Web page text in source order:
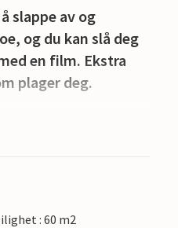
slappe av og
og du kan slå deg
en film. Ekstra
plager deg.
terrassen. La
mange: 60 m2